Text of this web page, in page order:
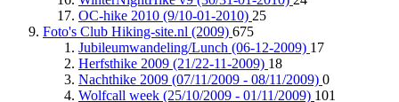
OC-hike 2010 (9/10-01-2010) 25
Foto's Club Hiking-site.nl (2009) 675
Jubileumwandeling/Lunch (06-12-2009) 17
Herfsthike 2009 (21/22-11-2009) 18
Nachthike 2009 (07/11/2009 - 08/11/2009) 0
Wolfcall week (25/10/2009 - 01/11/2009) 101